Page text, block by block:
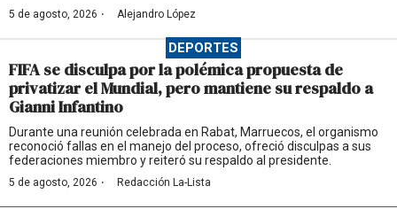
5 de agosto, 2026 · Alejandro López
DEPORTES
FIFA se disculpa por la polémica propuesta de
privatizar el Mundial, pero mantiene su respaldo a
Gianni Infantino
Durante una reunión celebrada en Rabat, Marruecos, el organismo
reconoció fallas en el manejo del proceso, ofreció disculpas a sus
federaciones miembro y reiteró su respaldo al presidente.
5 de agosto, 2026 · Redacción La-Lista